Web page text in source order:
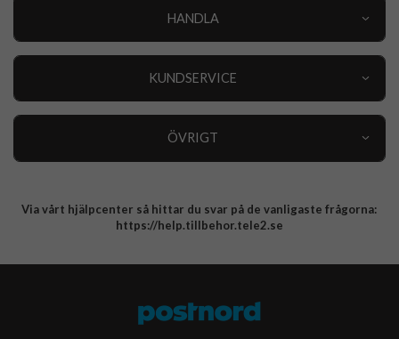
HANDLA
KUNDSERVICE
ÖVRIGT
Integritetspolicy
Via vårt hjälpcenter så hittar du svar på de vanligaste frågorna:
https://help.tillbehor.tele2.se